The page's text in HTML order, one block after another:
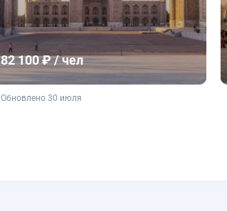
82 100 ₽ / чел
не является публичной офертой
Обновлено 30 июля